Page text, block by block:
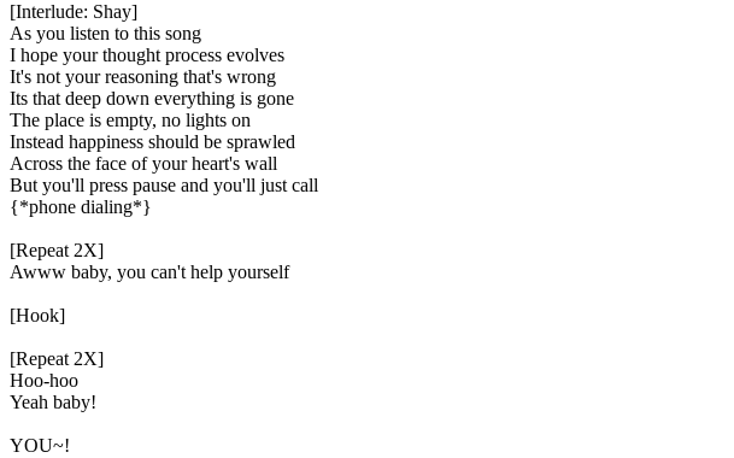
[Interlude: Shay]
As you listen to this song
I hope your thought process evolves
It's not your reasoning that's wrong
Its that deep down everything is gone
The place is empty, no lights on
Instead happiness should be sprawled
Across the face of your heart's wall
But you'll press pause and you'll just call
{*phone dialing*}
[Repeat 2X]
Awww baby, you can't help yourself
[Hook]
[Repeat 2X]
Hoo-hoo
Yeah baby!
YOU~!